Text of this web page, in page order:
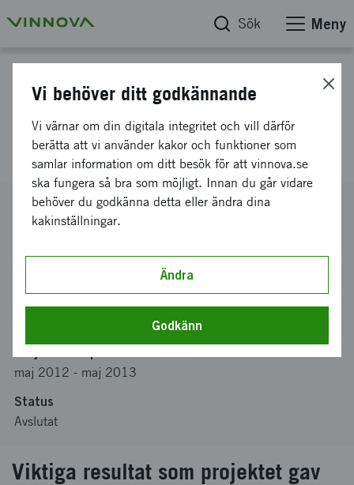
Sök Meny
I jakten på talang - Talent
Indicator
Diarienummer
2012-00212
Koordinator
Bidrag från Vinnova
maj 2012 - maj 2013
Status
Avslutat
Viktiga resultat som projektet gav
Vi behöver ditt godkännande
Vi värnar om din digitala integritet och vill därför
berätta att vi använder kakor och funktioner som
samlar information om ditt besök för att vinnova.se
ska fungera så bra som möjligt. Innan du går vidare
behöver du godkänna detta eller ändra dina
kakinställningar.
Ändra
Godkänn